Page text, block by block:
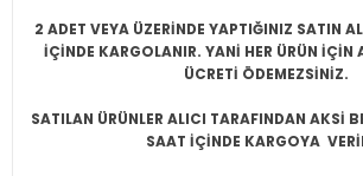
2 ADET VEYA ÜZERİNDE YAPTIĞINIZ SATIN
İÇİNDE KARGOLANIR. YANİ HER ÜRÜN İÇİN
ÜCRETİ ÖDEMEZSİNİZ.
SATILAN ÜRÜNLER ALICI TARAFINDAN AKSİ
SAAT İÇİNDE KARGOYA